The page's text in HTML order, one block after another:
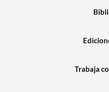
Trabaja